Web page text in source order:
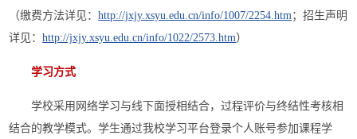
（缴费方法详见：http://jxjy.xsyu.edu.cn/info/1007/2254.htm ；招生声明
详见：http://jxjy.xsyu.edu.cn/info/1022/2573.htm）
学习方式
学校采用网络学习与线下面授相结合，过程评价与终结性考核相
结合的教学模式。学生通过我校学习平台登录个人账号参加课程学